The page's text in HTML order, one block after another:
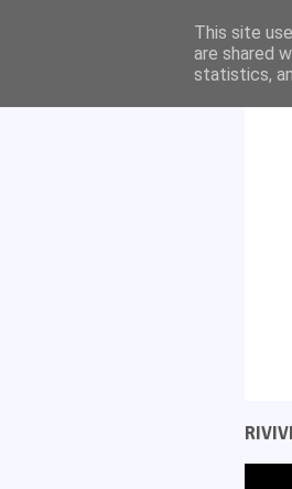
This site
are shared
statistics,